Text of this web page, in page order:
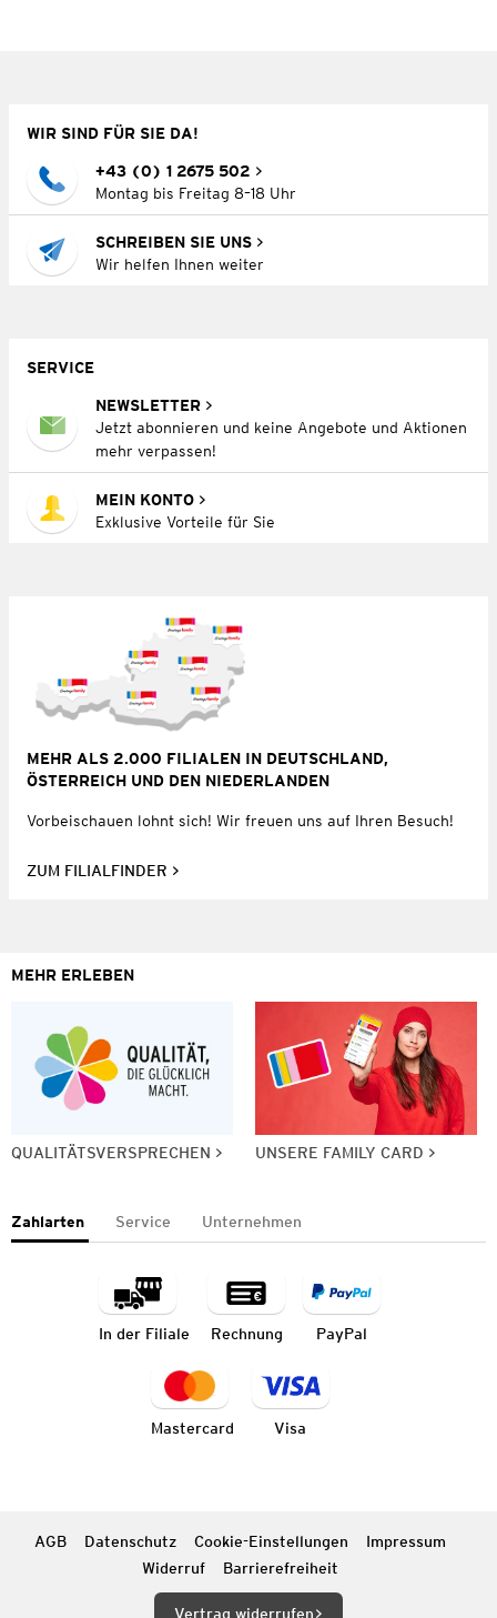
WIR SIND FÜR SIE DA!
+43 (0) 1 2675 502
Montag bis Freitag 8–18 Uhr
SCHREIBEN SIE UNS
Wir helfen Ihnen weiter
SERVICE
NEWSLETTER
Jetzt abonnieren und keine Angebote und Aktionen
mehr verpassen!
MEIN KONTO
Exklusive Vorteile für Sie
MEHR ALS 2.000 FILIALEN IN DEUTSCHLAND,
ÖSTERREICH UND DEN NIEDERLANDEN
Vorbeischauen lohnt sich! Wir freuen uns auf Ihren Besuch!
ZUM FILIALFINDER
MEHR ERLEBEN
QUALITÄTSVERSPRECHEN UNSERE FAMILY CARD
Zahlarten Service Unternehmen
In der Filiale Rechnung PayPal
Mastercard Visa
AGB Datenschutz Cookie-Einstellungen
Impressum
Widerruf
Barrierefreiheit
Vertrag widerrufen